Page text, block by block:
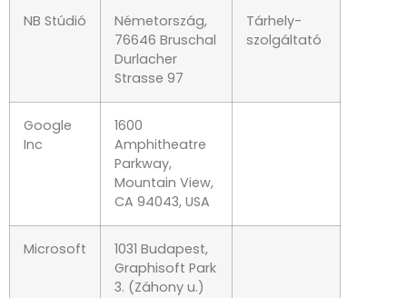
NB Stúdió
Németország,
76646 Bruschal
Durlacher
Strasse 97
Tárhely-
szolgáltató
Google
Inc
1600
Amphitheatre
Parkway,
Mountain View,
CA 94043, USA
Microsoft
1031 Budapest,
Graphisoft Park
3. (Záhony u.)